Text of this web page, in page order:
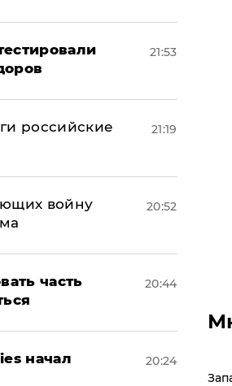
21:53
российские
21:19
войну
20:52
часть
20:44
начал
20:24